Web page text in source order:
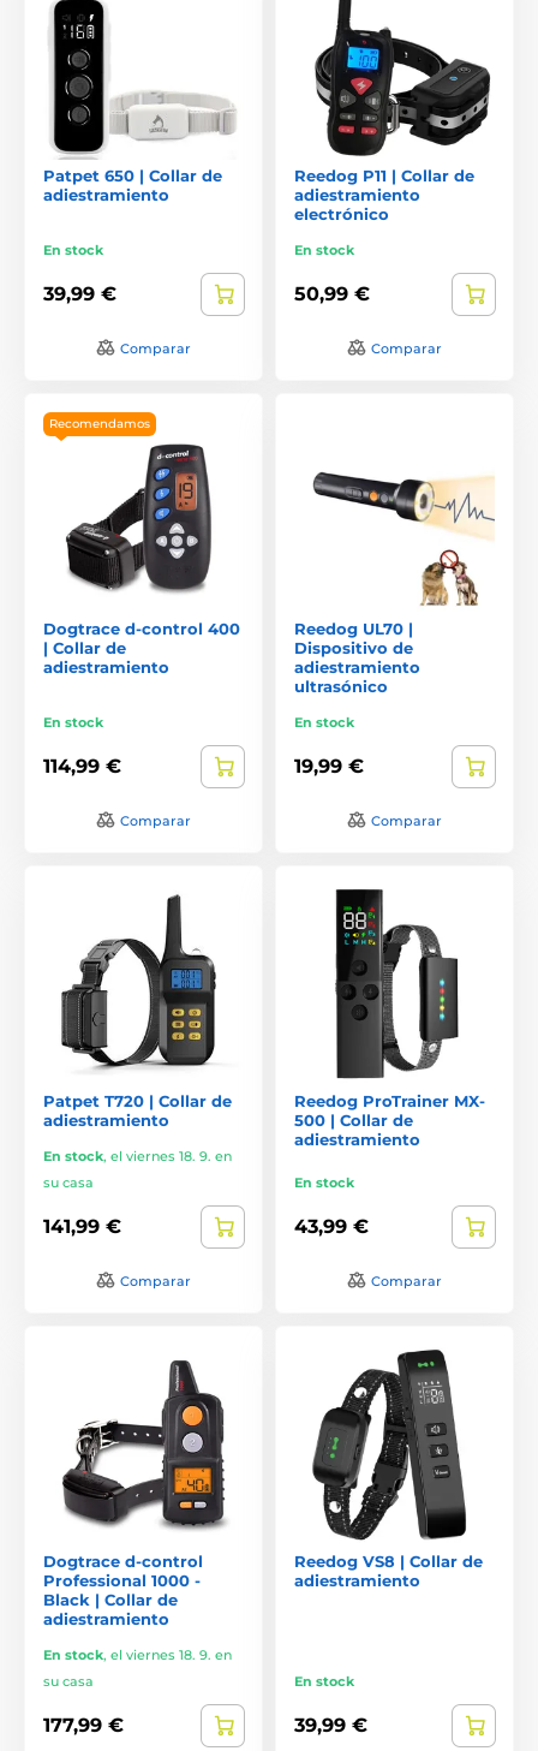
Patpet 650 | Collar de
adiestramiento
En stock
39,99 €
Comparar
Reedog P11 | Collar de
adiestramiento
electrónico
En stock
50,99 €
Comparar
Recomendamos
Dogtrace d-control 400
| Collar de
adiestramiento
En stock
114,99 €
Comparar
Reedog UL70 |
Dispositivo de
adiestramiento
ultrasónico
En stock
19,99 €
Comparar
Patpet T720 | Collar de
adiestramiento
En stock, el viernes 18. 9. en
su casa
141,99 €
Comparar
Reedog ProTrainer MX-
500 | Collar de
adiestramiento
En stock
43,99 €
Comparar
Dogtrace d-control
Professional 1000 -
Black | Collar de
adiestramiento
En stock, el viernes 18. 9. en
su casa
177,99 €
Reedog VS8 | Collar de
adiestramiento
En stock
39,99 €